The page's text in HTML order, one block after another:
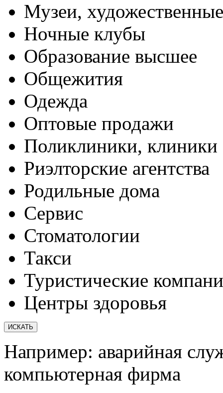
Музеи,
Ночные клубы
Образование высшее
Общежития
Одежда
Оптовые продажи
Поликлиники, клиники
Риэлторские агентства
Родильные дома
Сервис
Стоматологии
Такси
Туристические
Центры здоровья
Например: аварийная
компьютерная фирма